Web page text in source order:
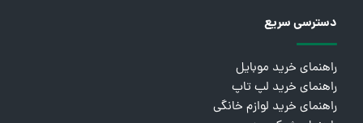
دسترسی سریع
راهنمای خرید موبایل
راهنمای خرید لپ تاپ
راهنمای خرید لوازم خانگی